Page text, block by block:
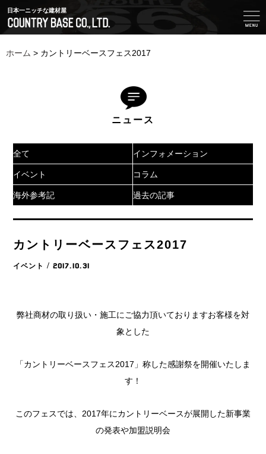
日本一ニッチな建材屋
ホーム > カントリーベースフェス2017
ニュース
全て インフォメーション
イベント コラム
海外参考記 過去の記事
カントリーベースフェス2017
イベント / 2017.10.31
弊社商材の取り扱い・施工にご協力頂いておりますお客様を対
象とした
「カントリーベースフェス2017」称した感謝祭を開催いたしま
す！
このフェスでは、2017年にカントリーベースが展開した新事業
の発表や加盟説明会